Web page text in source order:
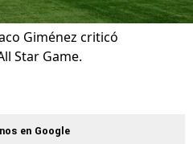
Giménez criticó
Star Game.
en Google